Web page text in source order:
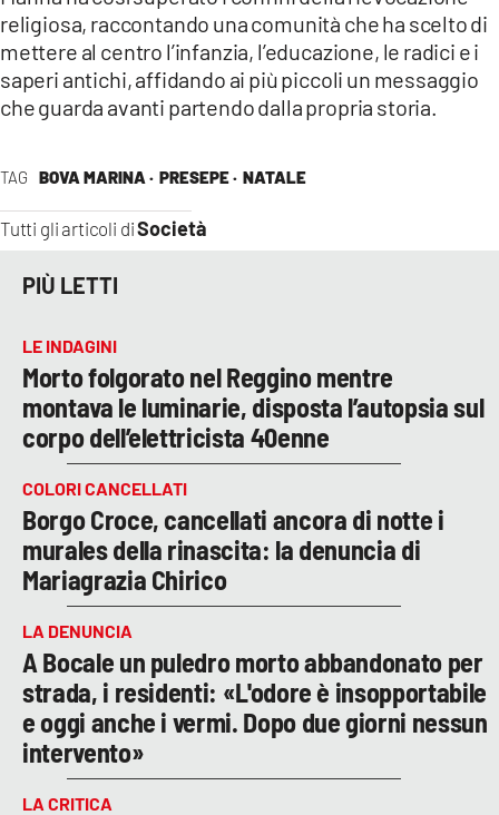
TAG BOVA MARINA · PRESEPE · NATALE
Tutti gli articoli diSocietà
religiosa, raccontando una comunità che ha scelto di
mettere al centro l’infanzia, l’educazione, le radici e i
saperi antichi, affidando ai più piccoli un messaggio
che guarda avanti partendo dalla propria storia.
PIÙ LETTI
LE INDAGINI
Morto folgorato nel Reggino mentre
montava le luminarie, disposta l’autopsia sul
corpo dell’elettricista 40enne
COLORI CANCELLATI
Borgo Croce, cancellati ancora di notte i
murales della rinascita: la denuncia di
Mariagrazia Chirico
LA DENUNCIA
A Bocale un puledro morto abbandonato per
strada, i residenti: «L'odore è insopportabile
e oggi anche i vermi. Dopo due giorni nessun
intervento»
LA CRITICA